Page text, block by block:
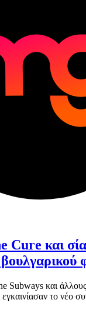
Cure και
και άλλους
το νέο